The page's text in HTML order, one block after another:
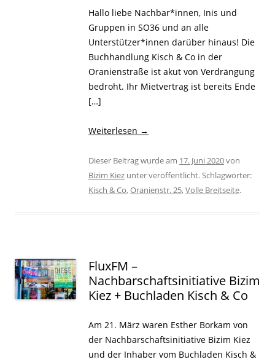
Hallo liebe Nachbar*innen, Inis und
Gruppen in SO36 und an alle
Unterstützer*innen darüber hinaus! Die
Buchhandlung Kisch & Co in der
Oranienstraße ist akut von Verdrängung
bedroht. Ihr Mietvertrag ist bereits Ende
[…]
Weiterlesen →
Dieser Beitrag wurde am 17. Juni 2020von
Bizim Kiez unter veröffentlicht. Schlagwörter:
Kisch & Co,Oranienstr. 25,Volle Breitseite.
FluxFM –
Nachbarschaftsinitiative Bizim
Kiez + Buchladen Kisch & Co
Am 21. März waren Esther Borkam von
der Nachbarschaftsinitiative Bizim Kiez
und der Inhaber vom Buchladen Kisch &